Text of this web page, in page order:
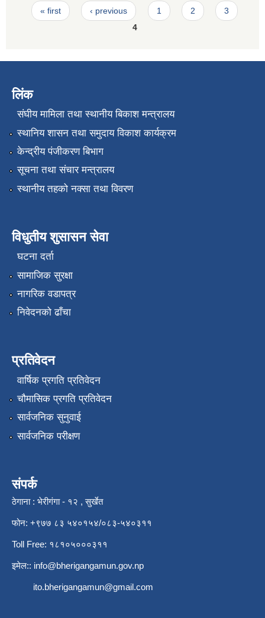
Pages
« first ‹ previous 1 2
3
4
लिंक
संघीय मामिला तथा स्थानीय बिकाश मन्त्रालय
स्थानिय शासन तथा समुदाय विकाश कार्यक्रम
केन्द्रीय पंजीकरण बिभाग
सूचना तथा संचार मन्त्रालय
स्थानीय तहको नक्सा तथा विवरण
विधुतीय शुसासन सेवा
घटना दर्ता
सामाजिक सुरक्षा
नागरिक वडापत्र
निवेदनको ढाँचा
प्रतिवेदन
वार्षिक प्रगति प्रतिवेदन
चौमासिक प्रगति प्रतिवेदन
सार्वजनिक सुनुवाई
सार्वजनिक परीक्षण
संपर्क
ठेगाना : भेरीगंगा - १२ , सुर्खेत
फोन: +९७७ ८३ ५४०१५४/०८३-५४०३११
Toll Free: १८१०५०००३११
इमेल:: info@bherigangamun.gov.np
ito.bherigangamun@gmail.com